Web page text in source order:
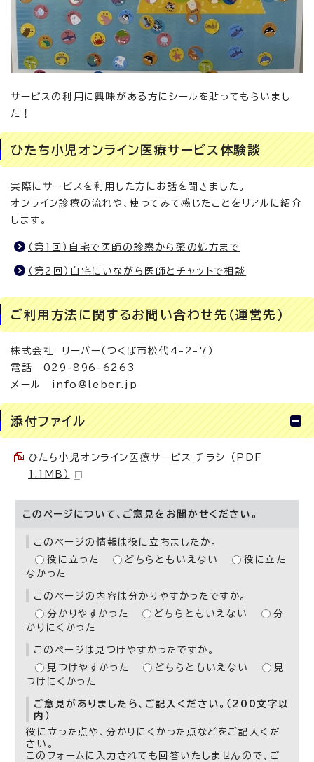
サービスの利用に興味がある方にシールを貼ってもらいまし
た！
ひたち小児オンライン医療サービス体験談
実際にサービスを利用した方にお話を聞きました。
オンライン診療の流れや、使ってみて感じたことをリアルに紹介
します。
（第1回）自宅で医師の診察から薬の処方まで
（第2回）自宅にいながら医師とチャットで相談
ご利用方法に関するお問い合わせ先（運営先）
株式会社 リーバー（つくば市松代4-2-7）
電話 029-896-6263
メール info@leber.jp
添付ファイル
ひたち小児オンライン医療サービス_チラシ （PDF
1.1MB）
このページについて、ご意見をお聞かせください。
このページの情報は役に立ちましたか。
役に立った
どちらともいえない
役に立た
なかった
このページの内容は分かりやすかったですか。
分かりやすかった
どちらともいえない
分
かりにくかった
このページは見つけやすかったですか。
見つけやすかった
どちらともいえない
見
つけにくかった
ご意見がありましたら、ご記入ください。（200文字以
内）
役に立った点や、分かりにくかった点などをご記入くだ
さい。
このフォームに入力されても回答いたしませんので、ご